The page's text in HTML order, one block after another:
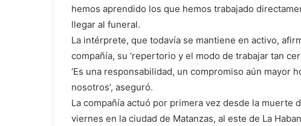
hemos aprendido los que hemos trabajado
llegar al funeral.
La intérprete, que todavía se mantiene en activo,
compañía, su ‘repertorio y el modo de trabajar tan
‘Es una responsabilidad, un compromiso aún mayor
nosotros’, aseguró.
La compañía actuó por primera vez desde la muerte
viernes en la ciudad de Matanzas, al este de La